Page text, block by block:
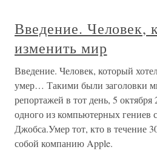
Введение. Человек,
изменить мир
Введение. Человек, который
умер… Такими были заголовки
репортажей в тот день, 5 октября
одного из компьютерных гениев
Джобса.Умер тот, кто в течение
собой компанию Apple.